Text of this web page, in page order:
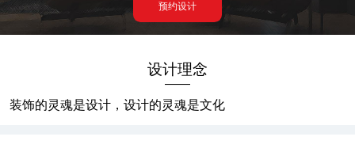
预约设计
设计理念
——
装饰的灵魂是设计，设计的灵魂是文化